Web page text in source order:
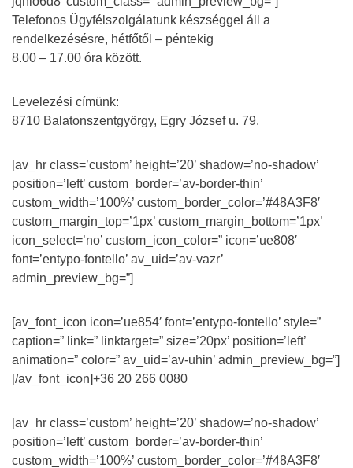
Telefonos Ügyfélszolgálatunk készséggel áll a
rendelkezésésre, hétfőtől – péntekig
8.00 – 17.00 óra között.
Levelezési címünk:
8710 Balatonszentgyörgy, Egry József u. 79.
[av_hr class=’custom’ height=’20’ shadow=’no-shadow’
position=’left’ custom_border=’av-border-thin’
custom_width=’100%’ custom_border_color=’#48A3F8′
custom_margin_top=’1px’ custom_margin_bottom=’1px’
icon_select=’no’ custom_icon_color=” icon=’ue808′
font=’entypo-fontello’ av_uid=’av-vazr’
admin_preview_bg=”]
[av_font_icon icon=’ue854′ font=’entypo-fontello’ style=”
caption=” link=” linktarget=” size=’20px’ position=’left’
animation=” color=” av_uid=’av-uhin’ admin_preview_bg=”]
[/av_font_icon]+36 20 266 0080
[av_hr class=’custom’ height=’20’ shadow=’no-shadow’
position=’left’ custom_border=’av-border-thin’
custom_width=’100%’ custom_border_color=’#48A3F8′